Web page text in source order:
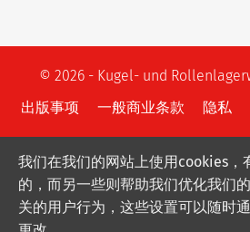
© 2026 - Kugel- und
出版事项
一般商业条款 隐私
我们在我们的网站上使用cookies，
的，而另一些则帮助我们优化我们
关的用户行为，这些设置可以随时